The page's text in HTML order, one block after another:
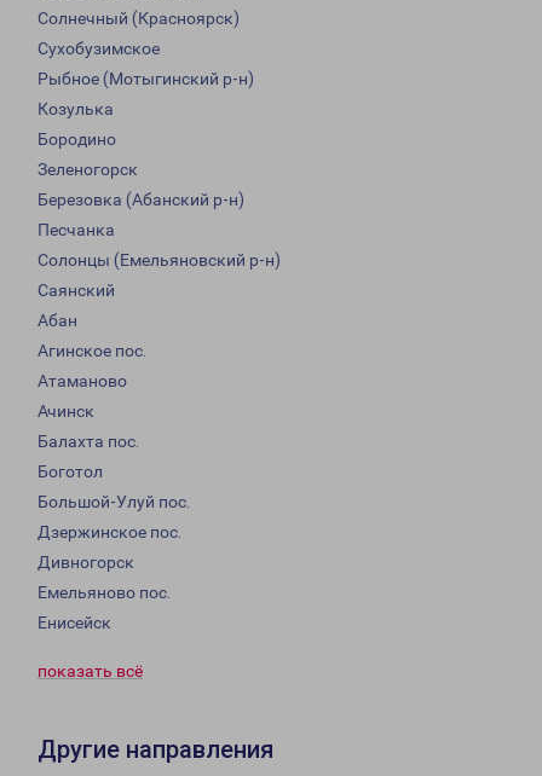
Солнечный (Красноярск)
Сухобузимское
Рыбное (Мотыгинский р-н)
Козулька
Бородино
Зеленогорск
Березовка (Абанский р-н)
Песчанка
Солонцы (Емельяновский р-н)
Саянский
Абан
Агинское пос.
Атаманово
Ачинск
Балахта пос.
Боготол
Большой-Улуй пос.
Дзержинское пос.
Дивногорск
Емельяново пос.
Енисейск
показать всё
Другие направления